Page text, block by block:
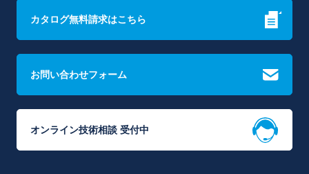
カタログ無料請求はこちら
お問い合わせフォーム
オンライン技術相談 受付中